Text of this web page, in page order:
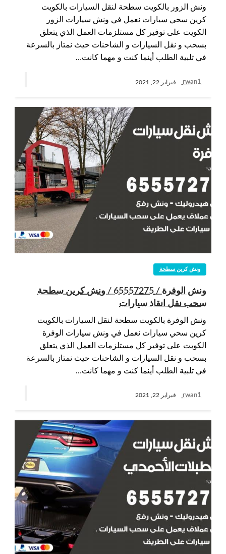
ونش الزور بالكويت سطحة لنقل السيارات بالكويت
كرين سحي سيارات نعمل في ونش سيارات الزور
الكويت على توفير كل مستلزمات العمل الذي يتعلق
بسحب و نقل السيارات و الشاحنات حيث نمتاز بالسرعة
في تلبية الطلب أينما كنت و مهما كانت…
rwan1 فبراير 22, 2021
ونش كرين سطحة
ونش الوفرة / 65557275 / ونش كرين سطحة
سحب نقل انقاذ سيارات
ونش الوفرة بالكويت سطحة لنقل السيارات بالكويت
كرين سحي سيارات نعمل في ونش سيارات الوفرة
الكويت على توفير كل مستلزمات العمل الذي يتعلق
بسحب و نقل السيارات و الشاحنات حيث نمتاز بالسرعة
في تلبية الطلب أينما كنت و مهما كانت…
rwan1 فبراير 22, 2021